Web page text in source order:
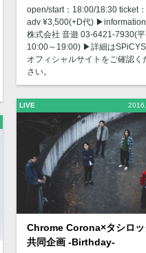
open/start：18:00/18:30 ticket：
adv ¥3,500(+D代)
株式会社 音遊 03-6421-7930(
10:00～19:00) ▶︎詳細は
オフィシャルサイトをご確認く
さい。
LIVE
Chrome Corona×タシロッ
共同企画 -Birthday-